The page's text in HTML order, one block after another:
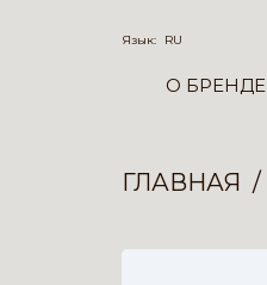
Язык: RU
О БРЕНДЕ
ГЛАВНАЯ